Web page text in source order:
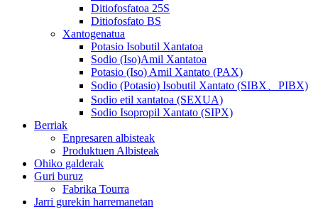
Ditiofosfatoa 25S
Ditiofosfato BS
Xantogenatua
Potasio Isobutil Xantatoa
Sodio (Iso)Amil Xantatoa
Potasio (Iso) Amil Xantato (PAX)
Sodio (Potasio) Isobutil Xantato (SIBX、PIBX)
Sodio etil xantatoa (SEXUA)
Sodio Isopropil Xantato (SIPX)
Berriak
Enpresaren albisteak
Produktuen Albisteak
Ohiko galderak
Guri buruz
Fabrika Tourra
Jarri gurekin harremanetan